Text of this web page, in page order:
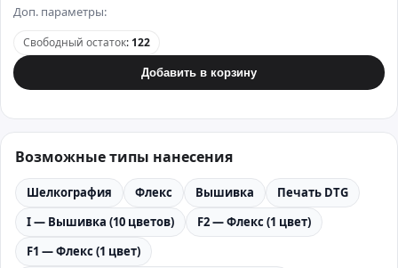
Доп. параметры:
Свободный остаток: 122
Добавить в корзину
Возможные типы нанесения
Шелкография Флекс Вышивка
Печать DTG
I — Вышивка (10 цветов)
F2 — Флекс (1 цвет)
F1 — Флекс (1 цвет)